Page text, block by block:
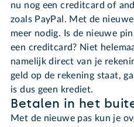
nu nog een creditcard of
zoals PayPal. Met de
meer nodig. Is de nieuwe
een creditcard? Niet
namelijk direct van je
geld op de rekening staat,
is dus geen krediet.
Betalen in het
Met de nieuwe pas kun je